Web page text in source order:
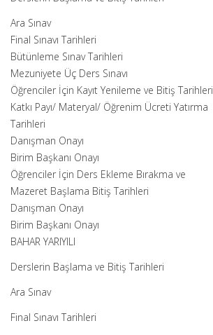
Ara Sınav
Final Sınavı Tarihleri
Bütünleme Sınav Tarihleri
Mezuniyete Üç Ders Sınavı
Öğrenciler İçin Kayıt Yenileme ve Bitiş Tarihleri
Katkı Payı/ Materyal/ Öğrenim Ücreti Yatırma
Tarihleri
Danışman Onayı
Birim Başkanı Onayı
Öğrenciler İçin Ders Ekleme Bırakma ve
Mazeret Başlama Bitiş Tarihleri
Danışman Onayı
Birim Başkanı Onayı
BAHAR YARIYILI
Derslerin Başlama ve Bitiş Tarihleri
Ara Sınav
Final Sınavı Tarihleri